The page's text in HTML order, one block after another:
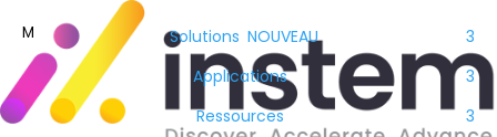
M Solutions NOUVEAU
3
Applications
3
Ressources
3